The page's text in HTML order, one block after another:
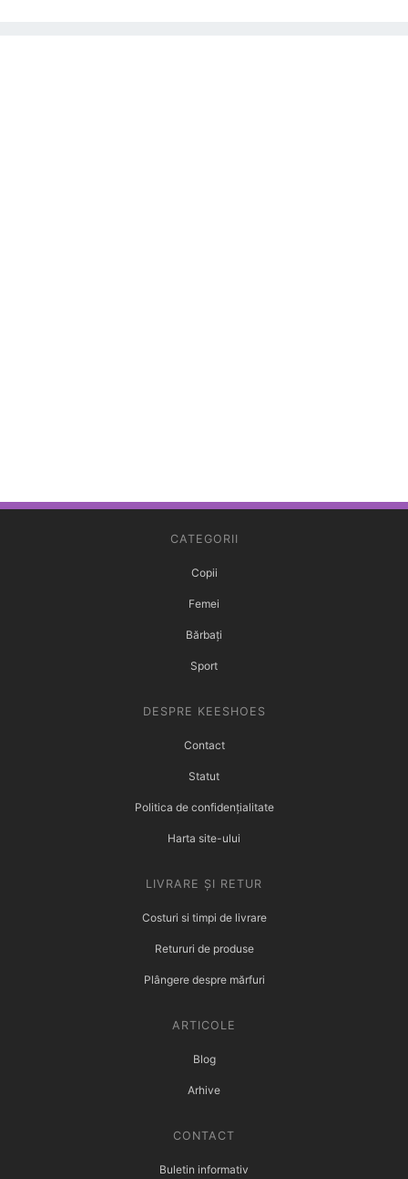
CATEGORII
Copii
Femei
Bărbați
Sport
DESPRE KEESHOES
Contact
Statut
Politica de confidențialitate
Harta site-ului
LIVRARE ȘI RETUR
Costuri si timpi de livrare
Retururi de produse
Plângere despre mărfuri
ARTICOLE
Blog
Arhive
CONTACT
Buletin informativ